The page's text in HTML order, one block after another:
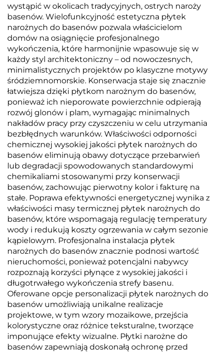
wystąpić w okolicach tradycyjnych, ostrych naroży
basenów. Wielofunkcyjność estetyczna płytek
narożnych do basenów pozwala właścicielom
domów na osiągnięcie profesjonalnego
wykończenia, które harmonijnie wpasowuje się w
każdy styl architektoniczny – od nowoczesnych,
minimalistycznych projektów po klasyczne motywy
śródziemnomorskie. Konserwacja staje się znacznie
łatwiejsza dzięki płytkom narożnym do basenów,
ponieważ ich nieporowate powierzchnie odpierają
rozwój glonów i plam, wymagając minimalnych
nakładów pracy przy czyszczeniu w celu utrzymania
bezbłędnych warunków. Właściwości odporności
chemicznej wysokiej jakości płytek narożnych do
basenów eliminują obawy dotyczące przebarwień
lub degradacji spowodowanych standardowymi
chemikaliami stosowanymi przy konserwacji
basenów, zachowując pierwotny kolor i fakturę na
stałe. Poprawa efektywności energetycznej wynika z
właściwości masy termicznej płytek narożnych do
basenów, które wspomagają regulację temperatury
wody i redukują koszty ogrzewania w całym sezonie
kąpielowym. Profesjonalna instalacja płytek
narożnych do basenów znacznie podnosi wartość
nieruchomości, ponieważ potencjalni nabywcy
rozpoznają korzyści płynące z wysokiej jakości i
długotrwałego wykończenia strefy basenu.
Oferowane opcje personalizacji płytek narożnych do
basenów umożliwiają unikalne realizacje
projektowe, w tym wzory mozaikowe, przejścia
kolorystyczne oraz różnice teksturalne, tworzące
imponujące efekty wizualne. Płytki narożne do
basenów zapewniają doskonałą ochronę przed